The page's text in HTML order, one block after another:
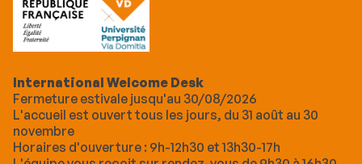
International Welcome Desk
Fermeture estivale jusqu'au 30/08/2026
L'accueil est ouvert tous les jours, du 31 août au 30
novembre
Horaires d'ouverture : 9h-12h30 et 13h30-17h